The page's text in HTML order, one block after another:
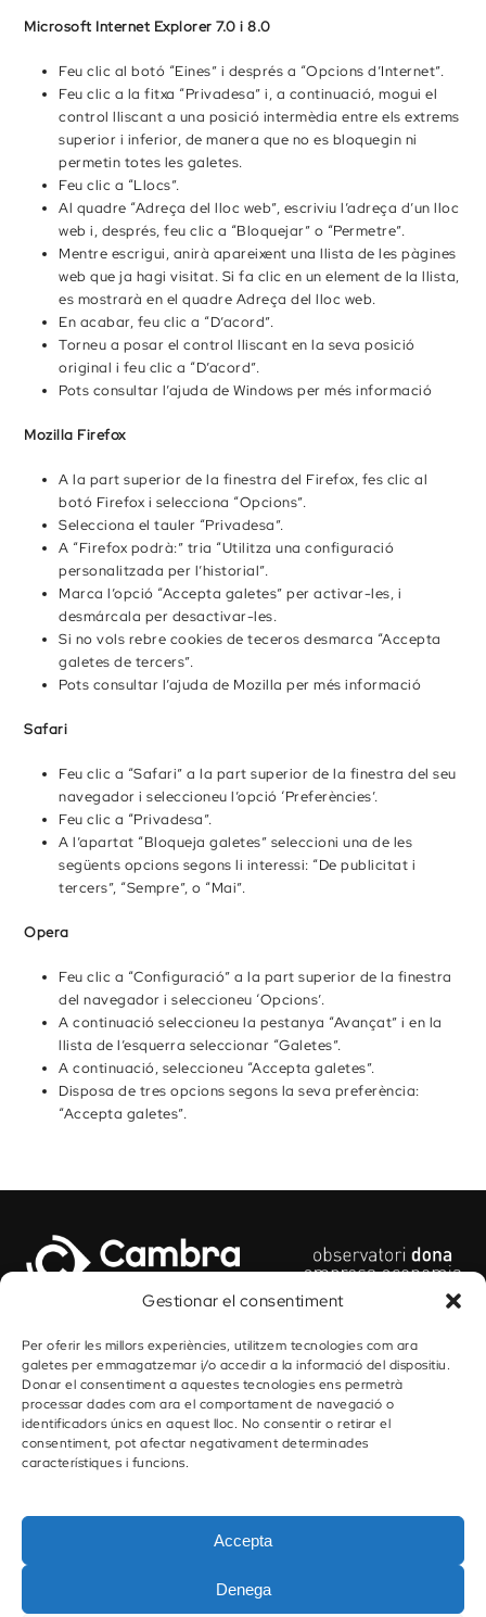
Gestionar el consentiment
Per oferir les millors experiències, utilitzem tecnologies com ara
galetes per emmagatzemar i/o accedir a la informació del dispositiu.
Donar el consentiment a aquestes tecnologies ens permetrà
processar dades com ara el comportament de navegació o
identificadors únics en aquest lloc. No consentir o retirar el
consentiment, pot afectar negativament determinades
característiques i funcions.
Accepta
Denega
Microsoft Internet Explorer 7.0 i 8.0
Feu clic al botó “Eines” i després a “Opcions d’Internet”.
Feu clic a la fitxa “Privadesa” i, a continuació, mogui el
control lliscant a una posició intermèdia entre els extrems
superior i inferior, de manera que no es bloquegin ni
permetin totes les galetes.
Feu clic a “Llocs”.
Al quadre “Adreça del lloc web”, escriviu l’adreça d’un lloc
web i, després, feu clic a “Bloquejar” o “Permetre”.
Mentre escrigui, anirà apareixent una llista de les pàgines
web que ja hagi visitat. Si fa clic en un element de la llista,
es mostrarà en el quadre Adreça del lloc web.
En acabar, feu clic a “D’acord”.
Torneu a posar el control lliscant en la seva posició
original i feu clic a “D’acord”.
Pots consultar l’ajuda de Windows per més informació
Mozilla Firefox
A la part superior de la finestra del Firefox, fes clic al
botó Firefox i selecciona “Opcions”.
Selecciona el tauler “Privadesa”.
A “Firefox podrà:” tria “Utilitza una configuració
personalitzada per l’historial”.
Marca l’opció “Accepta galetes” per activar-les, i
desmárcala per desactivar-les.
Si no vols rebre cookies de teceros desmarca “Accepta
galetes de tercers”.
Pots consultar l’ajuda de Mozilla per més informació
Safari
Feu clic a “Safari” a la part superior de la finestra del seu
navegador i seleccioneu l’opció ‘Preferències’.
Feu clic a “Privadesa”.
A l’apartat “Bloqueja galetes” seleccioni una de les
següents opcions segons li interessi: “De publicitat i
tercers”, “Sempre”, o “Mai”.
Opera
Feu clic a “Configuració” a la part superior de la finestra
del navegador i seleccioneu ‘Opcions’.
A continuació seleccioneu la pestanya “Avançat” i en la
llista de l’esquerra seleccionar “Galetes”.
A continuació, seleccioneu “Accepta galetes”.
Disposa de tres opcions segons la seva preferència:
“Accepta galetes”.
#formacio #sectortic
#empoderament #conciliacio
#universitat